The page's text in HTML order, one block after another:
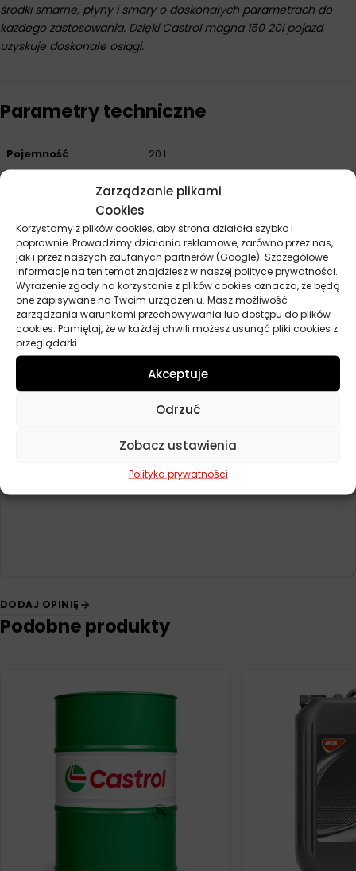
Zarządzanie plikami
Cookies
Korzystamy z plików cookies, aby strona działała szybko i
poprawnie. Prowadzimy działania reklamowe, zarówno przez nas,
jak i przez naszych zaufanych partnerów (Google). Szczegółowe
informacje na ten temat znajdziesz w naszej polityce prywatności.
Wyrażenie zgody na korzystanie z plików cookies oznacza, że będą
one zapisywane na Twoim urządzeniu. Masz możliwość
zarządzania warunkami przechowywania lub dostępu do plików
cookies. Pamiętaj, że w każdej chwili możesz usunąć pliki cookies z
przeglądarki.
Akceptuje
Odrzuć
Zobacz ustawienia
Polityka prywatności
środki smarne, płyny i smary o doskonałych parametrach do
każdego zastosowania. Dzięki Castrol magna 150 20l pojazd
uzyskuje doskonałe osiągi.
Parametry techniczne
Pojemność 20 l
Castrol
CGLP, DIN 51524 2, ISO 13357-1, ISO
13357-2
Opinie
Na razie nie ma opinii o produkcie.
DODAJ OPINIĘ
Podobne produkty